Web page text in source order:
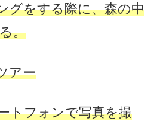
グをする際に、森の中
。
アー
トフォンで写真を撮